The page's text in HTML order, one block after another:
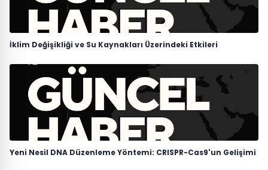
İklim Değişikliği ve Su Kaynakları Üzerindeki Etkileri
Yeni Nesil DNA Düzenleme Yöntemi: CRISPR-Cas9'un Gelişimi